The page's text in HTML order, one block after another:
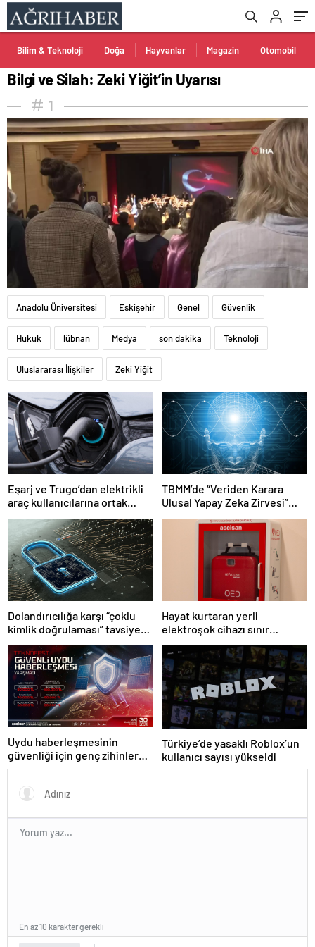
Bilim & Teknoloji Doğa Hayvanlar Magazin Otomobil
Bilgi ve Silah: Zeki Yiğit’in Uyarısı
1
Anadolu Üniversitesi Eskişehir Genel Güvenlik
Hukuk lübnan Medya son dakika Teknoloji
Uluslararası İlişkiler Zeki Yiğit
Eşarj ve Trugo’dan elektrikli
araç kullanıcılarına ortak
istasyon erişimi
TBMM’de “Veriden Karara
Ulusal Yapay Zeka Zirvesi”
başladı
Dolandırıcılığa karşı “çoklu
kimlik doğrulaması” tavsiye
Hayat kurtaran yerli
elektroşok cihazı sınır
Uydu haberleşmesinin
güvenliği için genç zihinler
TEKNOFEST’te yarışıyor
Türkiye’de yasaklı Roblox’un
kullanıcı sayısı yükseldi
En az 10 karakter gerekli